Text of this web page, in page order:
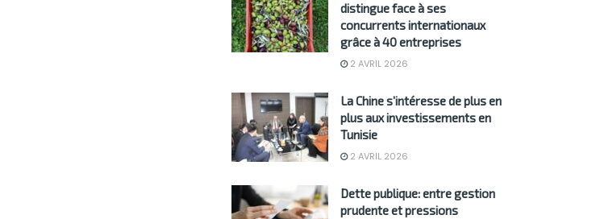
distingue face à ses
concurrents internationaux
grâce à 40 entreprises
2 AVRIL 2026
La Chine s’intéresse de plus en
plus aux investissements en
Tunisie
2 AVRIL 2026
Dette publique: entre gestion
prudente et pressions